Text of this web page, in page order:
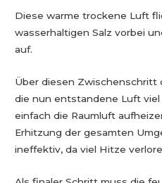
Diese warme trockene Luft
wasserhaltigen Salz vorbei
auf.
Über diesen Zwischenschritt
die nun entstandene Luft viel
einfach die Raumluft
Erhitzung der gesamten
ineffektiv, da viel Hitze